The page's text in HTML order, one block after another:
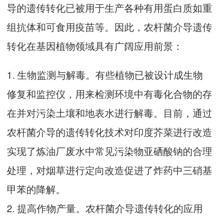
导的遗传转化已被用于生产各种有用蛋白质如重
组抗体和可食用疫苗等。因此，农杆菌介导遗传
转化在基因植物领域具有广阔应用前景：
1. 生物监测与解毒。有些植物已被设计成生物
修复和监控仪，用来检测环境中有毒化合物的存
在并对污染土壤和地表水进行解毒。目前，通过
农杆菌介导的遗传转化技术对印度芥菜进行改造
实现了炼油厂废水中常见污染物亚硒酸钠的合理
处理，对烟草进行定向改造促进了炸药中三硝基
甲苯的降解。
2. 提高作物产量。农杆菌介导遗传转化的应用